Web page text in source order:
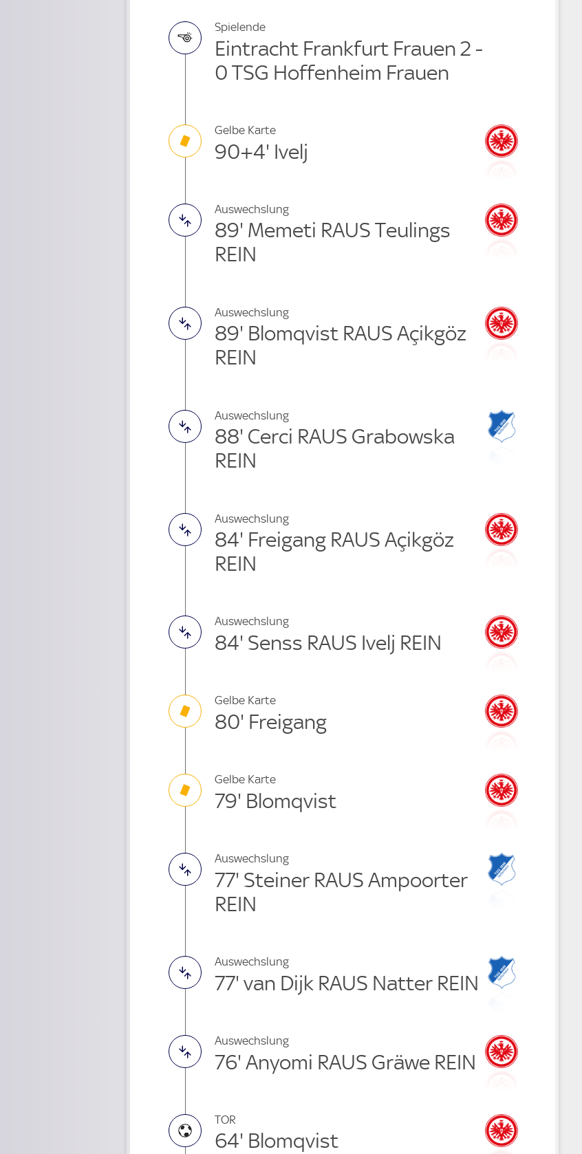
Spielende
Eintracht Frankfurt Frauen 2 -
0 TSG Hoffenheim Frauen
Gelbe Karte
90+4' Ivelj
Auswechslung
89' Memeti RAUS Teulings
REIN
Auswechslung
89' Blomqvist RAUS Açikgöz
REIN
Auswechslung
88' Cerci RAUS Grabowska
REIN
Auswechslung
84' Freigang RAUS Açikgöz
REIN
Auswechslung
84' Senss RAUS Ivelj REIN
Gelbe Karte
80' Freigang
Gelbe Karte
79' Blomqvist
Auswechslung
77' Steiner RAUS Ampoorter
REIN
Auswechslung
77' van Dijk RAUS Natter REIN
Auswechslung
76' Anyomi RAUS Gräwe REIN
TOR
64' Blomqvist